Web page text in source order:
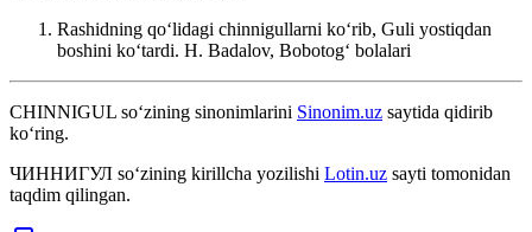
Rashidning qoʻlidagi chinnigullarni koʻrib, Guli yostiqdan
boshini koʻtardi. H. Badalov, Bobotogʻ bolalari
CHINNIGUL so‘zining sinonimlarini Sinonim.uz saytida qidirib
ko‘ring.
ЧИННИГУЛ so‘zining kirillcha yozilishi Lotin.uz sayti tomonidan
taqdim qilingan.